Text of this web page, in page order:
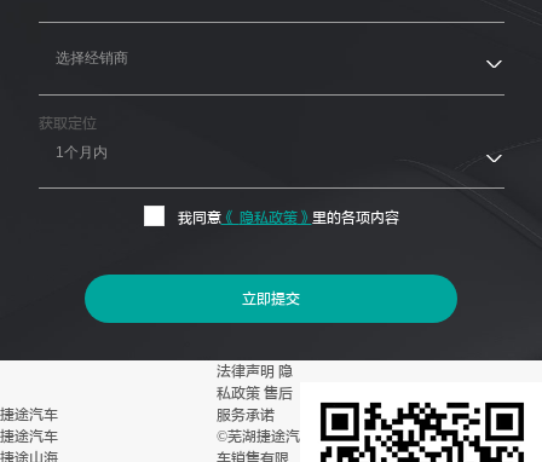
获取定位
我同意《 隐私政策》 里的各项内容
立即提交
捷途汽车
捷途汽车
法律声明 隐
私政策 售后
服务承诺
©芜湖捷途汽